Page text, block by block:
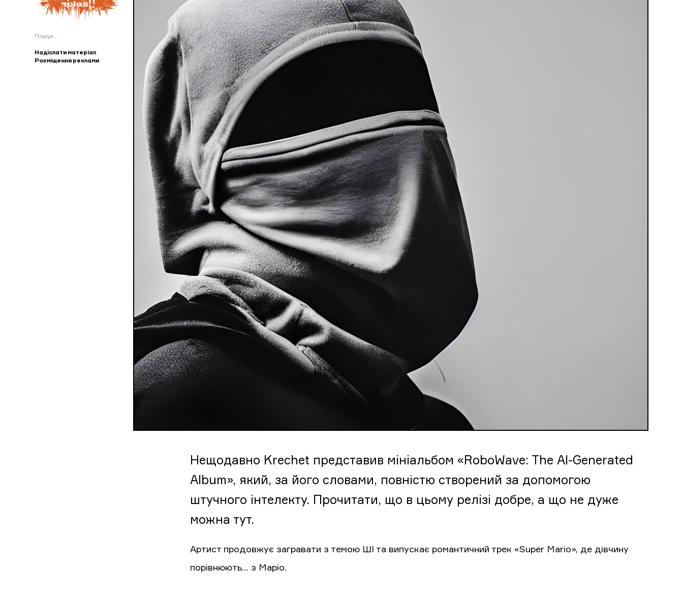
Пошук:
Надіслати матеріал
Розміщення реклами
Нещодавно Krechet представив мініальбом «RoboWave: The AI-Generated
Album», який, за його словами, повністю створений за допомогою
штучного інтелекту. Прочитати, що в цьому релізі добре, а що не дуже
можна тут.
Артист продовжує загравати з темою ШІ та випускає романтичний трек «Super Mario», де дівчину
порівнюють… з Маріо.